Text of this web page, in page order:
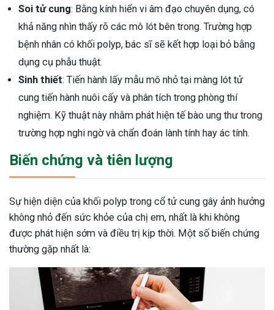
Soi tử cung: Bằng kính hiển vi âm đạo chuyên dụng, có
khả năng nhìn thấy rõ các mô lót bên trong. Trường hợp
bệnh nhân có khối polyp, bác sĩ sẽ kết hợp loại bỏ bằng
dụng cụ phẫu thuật.
Sinh thiết: Tiến hành lấy mẫu mô nhỏ tại màng lót tử
cung tiến hành nuôi cấy và phân tích trong phòng thí
nghiệm. Kỹ thuật này nhằm phát hiện tế bào ung thư trong
trường hợp nghi ngờ và chẩn đoán lành tính hay ác tính.
Biến chứng và tiên lượng
Sự hiện diện của khối polyp trong cổ tử cung gây ảnh hưởng
không nhỏ đến sức khỏe của chị em, nhất là khi không
được phát hiện sớm và điều trị kịp thời. Một số biến chứng
thường gặp nhất là: